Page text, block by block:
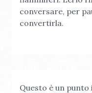
conversare, per
convertirla.
Questo è un